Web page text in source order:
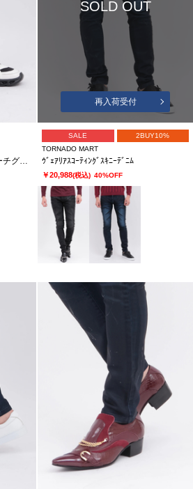
ＴＯＲＮＡＤＯ ＭＡＲＴ∴アーチグリットツインＺＩＰブーツ
SOLD OUT
再入荷受付
SALE
2BUY10%
TORNADO MART
ｳﾞｪｱﾘｱｽｺｰﾃｨﾝｸﾞｽｷﾆｰﾃﾞﾆﾑ
￥20,988(税込) 40%OFF